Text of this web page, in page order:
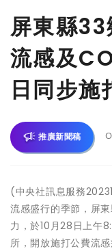
屏東縣
流感及
日同步施
推廣新聞稿
(中央社訊息服務
流感盛行的季節，屏
力，於10月28日上午
所，開放施打公費流